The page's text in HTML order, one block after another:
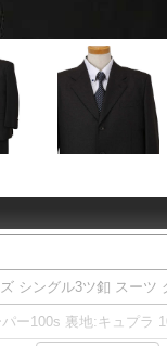
シングル3ツ釦 スーツ
ー100s 裏地:キュプラ